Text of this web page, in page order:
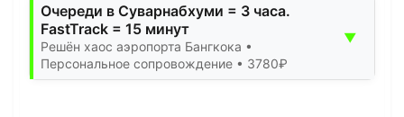
Очереди в Суварнабхуми = 3 часа.
FastTrack = 15 минут
Решён хаос аэропорта Бангкока •
Персональное сопровождение • 3780₽
▼